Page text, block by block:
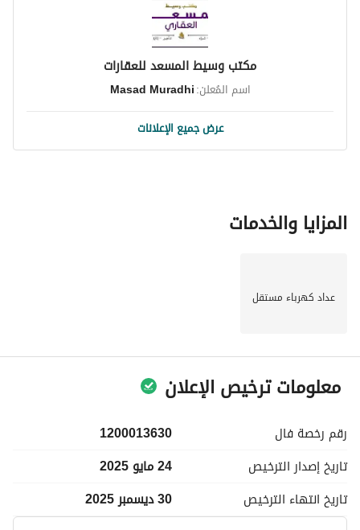
بعيدًا في المحدية، الرياض.
مكتب وسيط المسعد للعقارات
اسم المُعلن:Masad Muradhi
عرض جميع الإعلانات
المزايا والخدمات
عداد كهرباء مستقل
معلومات ترخيص الإعلان
رقم رخصة فال
1200013630
تاريخ إصدار الترخيص
24 مايو 2025
تاريخ انتهاء الترخيص 30 ديسمبر 2025